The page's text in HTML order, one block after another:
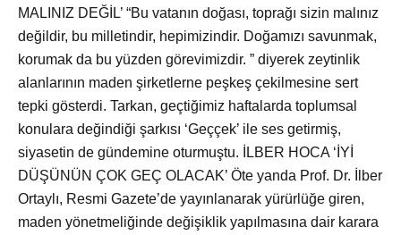
MALINIZ DEĞİL’ “Bu vatanın doğası, toprağı sizin malınız
değildir, bu milletindir, hepimizindir. Doğamızı savunmak,
korumak da bu yüzden görevimizdir. ” diyerek zeytinlik
alanlarının maden şirketlerne peşkeş çekilmesine sert
tepki gösterdi. Tarkan, geçtiğimiz haftalarda toplumsal
konulara değindiği şarkısı ‘Geççek’ ile ses getirmiş,
siyasetin de gündemine oturmuştu. İLBER HOCA ‘İYİ
DÜŞÜNÜN ÇOK GEÇ OLACAK’ Öte yanda Prof. Dr. İlber
Ortaylı, Resmi Gazete’de yayınlanarak yürürlüğe giren,
maden yönetmeliğinde değişiklik yapılmasına dair karara